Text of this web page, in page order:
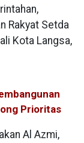
Rakyat Setda
Kota Langsa,
Prioritas
Al Azmi,